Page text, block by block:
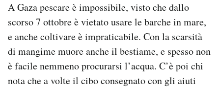
A Gaza pescare è impossibile, visto che dallo
scorso 7 ottobre è vietato usare le barche in mare,
e anche coltivare è impraticabile. Con la scarsità
di mangime muore anche il bestiame, e spesso non
è facile nemmeno procurarsi l’acqua. C’è poi chi
nota che a volte il cibo consegnato con gli aiuti